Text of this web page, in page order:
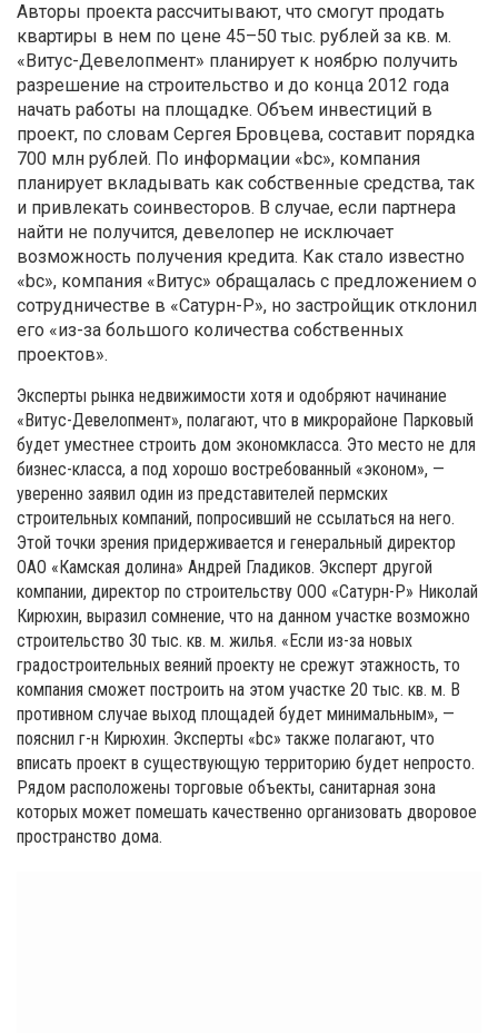
Авторы проекта рассчитывают, что смогут продать
квартиры в нем по цене 45–50 тыс. рублей за кв. м.
«Витус-Девелопмент» планирует к ноябрю получить
разрешение на строительство и до конца 2012 года
начать работы на площадке. Объем инвестиций в
проект, по словам Сергея Бровцева, составит порядка
700 млн рублей. По информации «bc», компания
планирует вкладывать как собственные средства, так
и привлекать соинвесторов. В случае, если партнера
найти не получится, девелопер не исключает
возможность получения кредита. Как стало известно
«bc», компания «Витус» обращалась с предложением о
сотрудничестве в «Сатурн-Р», но застройщик отклонил
его «из-за большого количества собственных
проектов».
Эксперты рынка недвижимости хотя и одобряют начинание
«Витус-Девелопмент», полагают, что в микрорайоне Парковый
будет уместнее строить дом экономкласса. Это место не для
бизнес-класса, а под хорошо востребованный «эконом», —
уверенно заявил один из представителей пермских
строительных компаний, попросивший не ссылаться на него.
Этой точки зрения придерживается и генеральный директор
ОАО «Камская долина» Андрей Гладиков. Эксперт другой
компании, директор по строительству ООО «Сатурн-Р» Николай
Кирюхин, выразил сомнение, что на данном участке возможно
строительство 30 тыс. кв. м. жилья. «Если из-за новых
градостроительных веяний проекту не срежут этажность, то
компания сможет построить на этом участке 20 тыс. кв. м. В
противном случае выход площадей будет минимальным», —
пояснил г-н Кирюхин. Эксперты «bc» также полагают, что
вписать проект в существующую территорию будет непросто.
Рядом расположены торговые объекты, санитарная зона
которых может помешать качественно организовать дворовое
пространство дома.